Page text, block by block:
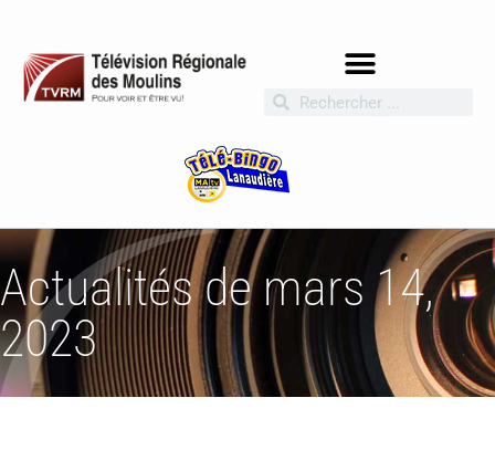
Actualités de mars 14,
2023